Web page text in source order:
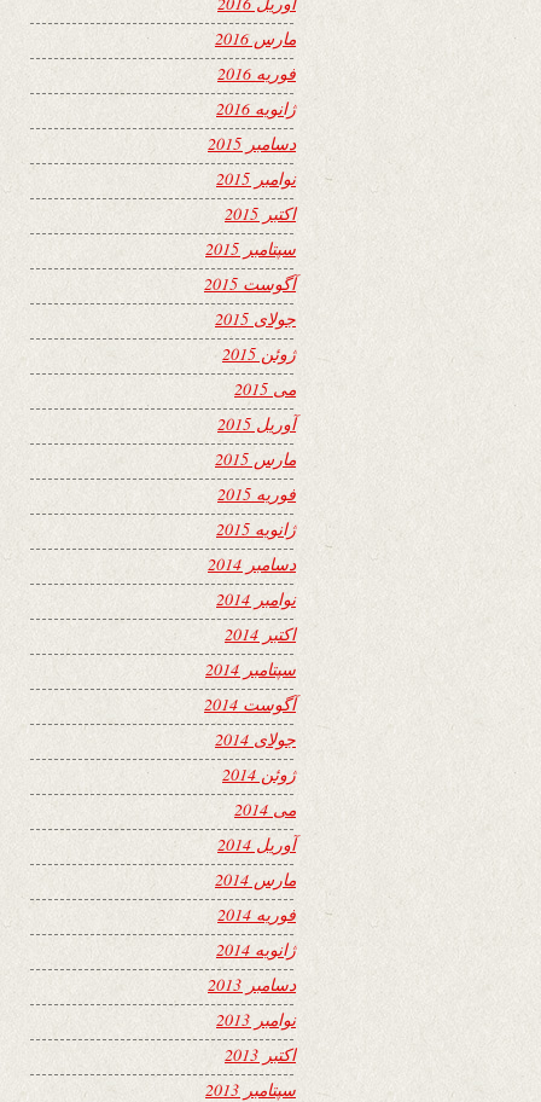
مارس 2016
فوریه 2016
ژانویه 2016
دسامبر 2015
نوامبر 2015
اکتبر 2015
سپتامبر 2015
آگوست 2015
جولای 2015
ژوئن 2015
می 2015
آوریل 2015
مارس 2015
فوریه 2015
ژانویه 2015
دسامبر 2014
نوامبر 2014
اکتبر 2014
سپتامبر 2014
آگوست 2014
جولای 2014
ژوئن 2014
می 2014
آوریل 2014
مارس 2014
فوریه 2014
ژانویه 2014
دسامبر 2013
نوامبر 2013
اکتبر 2013
سپتامبر 2013